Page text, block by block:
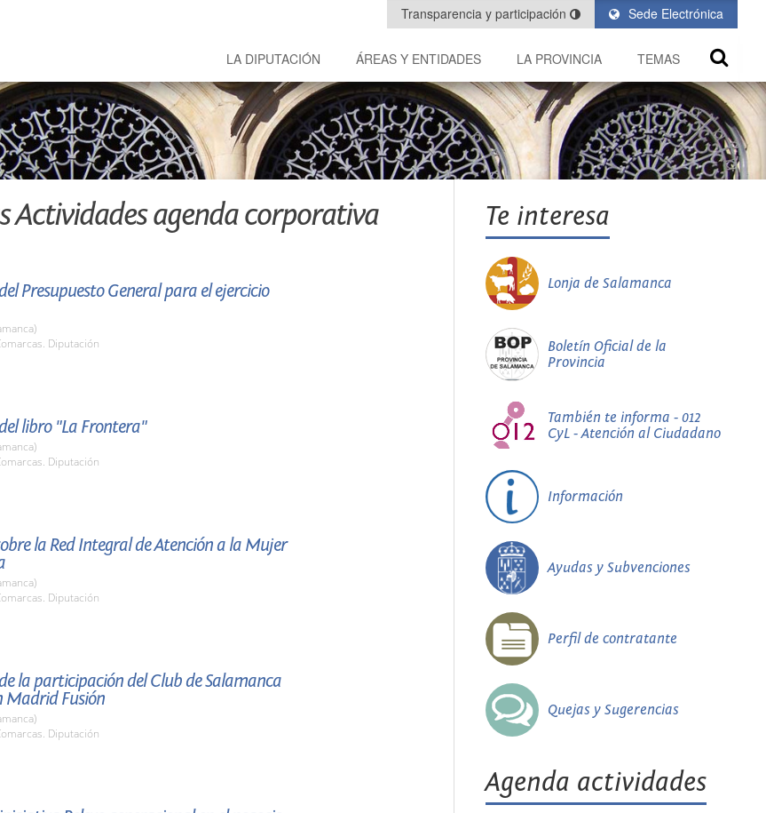
Sede Electrónica
Transparencia y participación
LA DIPUTACIÓN ÁREAS Y ENTIDADES LA PROVINCIA TEMAS
Actividades agenda corporativa
Presupuesto General para el ejercicio
Diputación
libro "La Frontera"
Diputación
la Red Integral de Atención a la Mujer
Diputación
la participación del Club de Salamanca
Madrid Fusión
Diputación
Te interesa
Lonja de Salamanca
Boletín Oficial de la
Provincia
También te informa - 012
CyL - Atención al Ciudadano
Información
Ayudas y Subvenciones
Perfil de contratante
Quejas y Sugerencias
Agenda actividades